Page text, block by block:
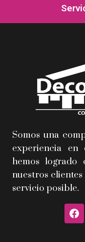
Somos una
experiencia en
hemos logrado
nuestros
servicio posible.